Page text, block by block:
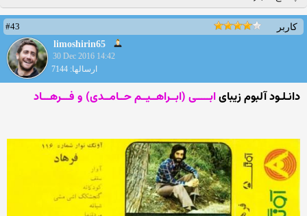
کاربر
#43
limoshirin65
30 Dec 2016 14:42
ارسالها: 7144
دانـلـود آلبوم زیبایابـــــی (ابــراهــیــم حــامــدی) و فـــرهـــاد